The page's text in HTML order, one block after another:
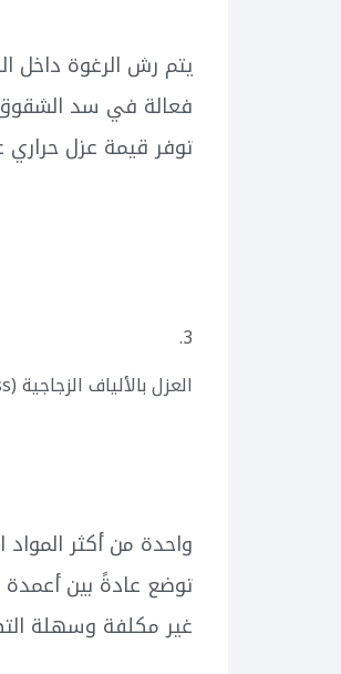
يتم رش الرغوة داخل
فعالة في سد الشقوق
توفر قيمة عزل حراري
3.
العزل بالألياف الزجاجية (Fiberglass)
واحدة من أكثر المواد
توضع عادةً بين
غير مكلفة وسهلة